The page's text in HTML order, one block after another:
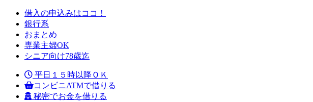
借入の申込みはココ！
銀行系
おまとめ
専業主婦OK
シニア向け78歳迄
平日１５時以降ＯＫ
コンビニATMで借りる
秘密でお金を借りる